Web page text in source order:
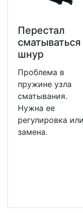
Перестал
сматываться
шнур
Проблема в
пружине узла
сматывания.
Нужна ее
регулировка или
замена.